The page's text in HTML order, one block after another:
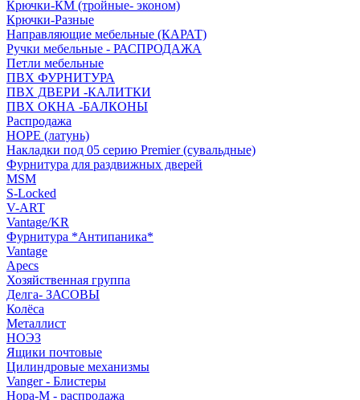
Крючки-КМ (тройные- эконом)
Крючки-Разные
Направляющие мебельные (КАРАТ)
Ручки мебельные - РАСПРОДАЖА
Петли мебельные
ПВХ ФУРНИТУРА
ПВХ ДВЕРИ -КАЛИТКИ
ПВХ ОКНА -БАЛКОНЫ
Распродажа
HOPE (латунь)
Накладки под 05 серию Premier (сувальдные)
Фурнитура для раздвижных дверей
MSM
S-Locked
V-ART
Vantage/KR
Фурнитура *Антипаника*
Vantage
Apecs
Хозяйственная группа
Делга- ЗАСОВЫ
Колёса
Металлист
НОЭЗ
Ящики почтовые
Цилиндровые механизмы
Vanger - Блистеры
Нора-М - распродажа